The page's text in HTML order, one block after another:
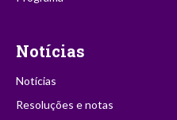
Notícias
Notícias
Resoluções e notas